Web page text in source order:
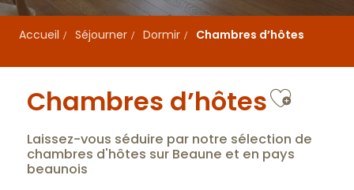
Accueil Séjourner Dormir Chambres d’hôtes
Chambres d’hôtes
Laissez-vous séduire par notre sélection de
chambres d'hôtes sur Beaune et en pays
beaunois